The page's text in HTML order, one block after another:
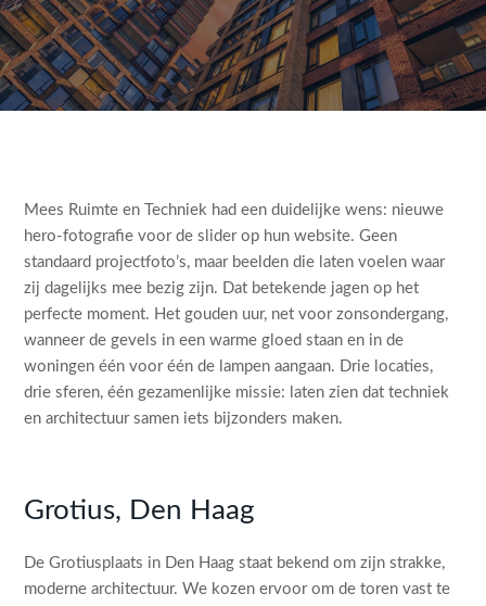
Mees Ruimte en Techniek had een duidelijke wens: nieuwe
hero-fotografie voor de slider op hun website. Geen
standaard projectfoto’s, maar beelden die laten voelen waar
zij dagelijks mee bezig zijn. Dat betekende jagen op het
perfecte moment. Het gouden uur, net voor zonsondergang,
wanneer de gevels in een warme gloed staan en in de
woningen één voor één de lampen aangaan. Drie locaties,
drie sferen, één gezamenlijke missie: laten zien dat techniek
en architectuur samen iets bijzonders maken.
Grotius, Den Haag
De Grotiusplaats in Den Haag staat bekend om zijn strakke,
moderne architectuur. We kozen ervoor om de toren vast te